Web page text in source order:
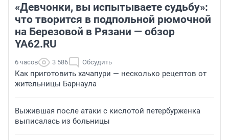
«Девчонки, вы испытываете судьбу»:
что творится в подпольной рюмочной
на Березовой в Рязани — обзор
YA62.RU
6 часов 3 586 Обсудить
Как приготовить хачапури — несколько рецептов от
жительницы Барнаула
Выжившая после атаки с кислотой петербурженка
выписалась из больницы